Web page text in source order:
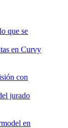
que se
en Curvy
con
jurado
en